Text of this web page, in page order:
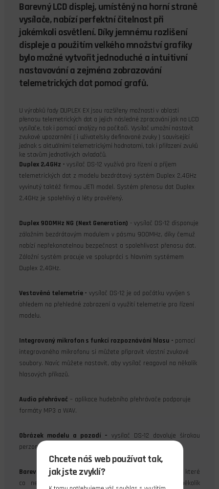
Barevný LCD displej, umístěný na horní straně
vysílače, nabízí perfektní čitelnost při
jakémkoli osvětlení. Díky jemnému rozlišení
displeje a použitím velkého množství grafiky
bylo možné vytvořit jednoduché a intuitivní
nastavování a zejména zobrazování
telemetrických dat pomocí grafů.
U výrobků řady DUPLEX EX jsou rozšířeny možnosti v oblasti
přenosu telemetrických dat a jejich následné zpracování jak na LCD
vysílače, tak i pomocí analýzy na počítači. Vysílač umožní nastavit
zvukové upozornění ( i uživatelsky definované zvuky ) související
jednak s aktuálními telemetrickými hodnotami, tak i přiřazení zvuků
ke stavům jednotlivých ovladačů.
Duplex 2,4GHz - vysílač DS-12 využívá pro řízení a příjem
telemetrických dat z modelu bezdrátový systém Duplex 2,4GHz
vyvinutý taktéž firmou JETI model. Systém přenosu dat Duplex
2,4GHz je spolehlivý a léty prověřený.
Duplex 900MHz NG (Next Generation) - vysílač DS-12 disponuje
záložním bezdrátovým modulem v pásmu 900MHz, díky čemuž
nabízí nepřekonatelnou bezpečnost a spolehlivost přenosu dat.
Záložní systém pracuje ve spolupráci s hlavním systémem
Duplex 2,4GHz.
Vestavěná telemetrie - vysílač DS-12 je od počátku vyvíjen s
ohledem na přehledné zobrazení a využití telemetrie pro řízení
modelu.
Integrovaný mikrofon s funkcí rozpoznávání hlasu - pomocí
integrovaného mikrofonu si můžete připravit vlastní zvukové
soubory. Navíc můžete nastavit, aby vysílač reagoval na několik
hlasových příkazů.
Audio přehrávač – aplikace hudebního přehrávače podporuje
formáty MP3 a WAV.
Obrázek modelu a pozadí – vysílač DS-12 dovoluje širokou
perzonalizaci celého uživatelského prostředí.
Barevná schémata– je možné vybrat barevné schéma, které
co nejlépe odpovídá barvám modelu. DS-12 nabízí několik
Chcete náš web používat tak,
jak jste zvyklí?